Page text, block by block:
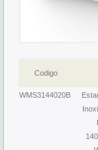
Codigo
WMS3144020B